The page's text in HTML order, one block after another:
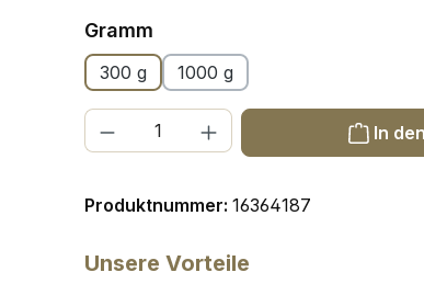
Grammauswählen
300 g 1000 g
Produkt Anzahl: Gib den gewünschten Wert
In
Produktnummer: 16364187
Unsere Vorteile